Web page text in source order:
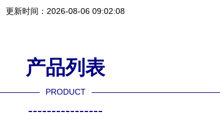
更新时间：2026-08-06 09:02:08
产品列表
PRODUCT
----------------